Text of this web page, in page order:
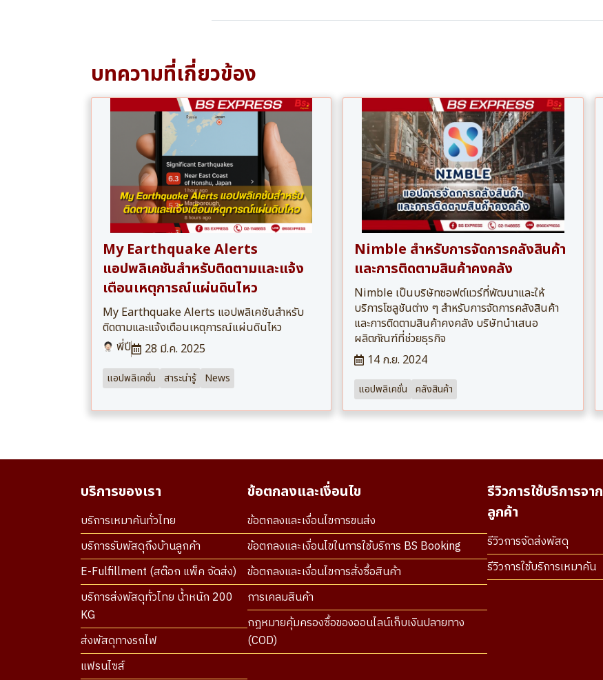
บทความที่เกี่ยวข้อง
​My Earthquake Alerts
แอปพลิเคชันสำหรับติดตามและแจ้ง
เตือนเหตุการณ์แผ่นดินไหว
​My Earthquake Alerts แอปพลิเคชันสำหรับ
ติดตามและแจ้งเตือนเหตุการณ์แผ่นดินไหว
พี่ปี
28 มี.ค. 2025
แอปพลิเคชั่น สาระน่ารู้ News
Nimble สำหรับการจัดการคลังสินค้า
และการติดตามสินค้าคงคลัง
Nimble เป็นบริษัทซอฟต์แวร์ที่พัฒนาและให้
บริการโซลูชันต่าง ๆ สำหรับการจัดการคลังสินค้า
และการติดตามสินค้าคงคลัง บริษัทนำเสนอ
ผลิตภัณฑ์ที่ช่วยธุรกิจ
14 ก.ย. 2024
แอปพลิเคชั่น คลังสินค้า
บริการของเรา
บริการเหมาคันทั่วไทย
บริการรับพัสดุถึงบ้านลูกค้า
E-Fulfillment (สต๊อก แพ็ค จัดส่ง)
บริการส่งพัสดุทั่วไทย น้ำหนัก 200
KG
ส่งพัสดุทางรถไฟ
แฟรนไซส์
ข้อตกลงและเงื่อนไข
ข้อตกลงและเงื่อนไขการขนส่ง
ข้อตกลงและเงื่อนไขในการใช้บริการ BS Booking
ข้อตกลงและเงื่อนไขการสั่งซื้อสินค้า
การเคลมสินค้า
กฎหมายคุ้มครองซื้อของออนไลน์เก็บเงินปลายทาง
(COD)
รีวิวการใช้บริการจาก
ลูกค้า
รีวิวการจัดส่งพัสดุ
รีวิวการใช้บริการเหมาคัน